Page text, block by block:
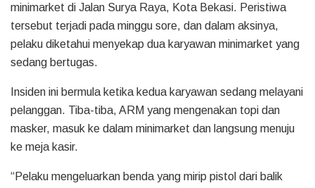
minimarket di Jalan Surya Raya, Kota Bekasi. Peristiwa
tersebut terjadi pada minggu sore, dan dalam aksinya,
pelaku diketahui menyekap dua karyawan minimarket yang
sedang bertugas.
Insiden ini bermula ketika kedua karyawan sedang melayani
pelanggan. Tiba-tiba, ARM yang mengenakan topi dan
masker, masuk ke dalam minimarket dan langsung menuju
ke meja kasir.
“Pelaku mengeluarkan benda yang mirip pistol dari balik